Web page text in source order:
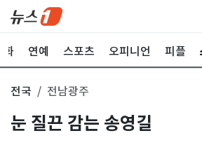
화 연예 스포츠 오피니언 피플
전국 전남광주
눈 질끈 감는 송영길